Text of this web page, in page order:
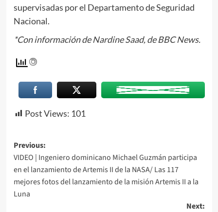
supervisadas por el Departamento de Seguridad
Nacional.
*Con información de Nardine Saad, de BBC News.
Post Views: 101
Previous:
VIDEO | Ingeniero dominicano Michael Guzmán participa
en el lanzamiento de Artemis II de la NASA/ Las 117
mejores fotos del lanzamiento de la misión Artemis II a la
Luna
Next: